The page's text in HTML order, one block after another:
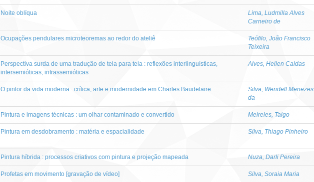
Noite oblíqua
Lima, Ludmilla Alves
Carneiro de
Ocupações pendulares microteoremas ao redor do ateliê
Teófilo, João Francisco
Teixeira
Perspectiva surda de uma tradução de tela para tela : reflexões interlinguísticas,
intersemióticas, intrassemióticas
Alves, Hellen Caldas
O pintor da vida moderna : crítica, arte e modernidade em Charles Baudelaire
Silva, Wendell Menezes
da
Pintura e imagens técnicas : um olhar contaminado e convertido Meireles, Taigo
Pintura em desdobramento : matéria e espacialidade Silva, Thiago Pinheiro
Pintura híbrida : processos criativos com pintura e projeção mapeada Nuza, Darli Pereira
Profetas em movimento [gravação de vídeo] Silva, Soraia Maria